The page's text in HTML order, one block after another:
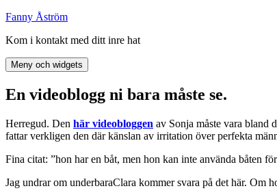
Hoppa
innehåll
Fanny Åström
Kom i kontakt med ditt inre hat
Meny och widgets
En videoblogg ni bara måste se.
Herregud. Den här videobloggen av Sonja måste vara bland
fattar verkligen den där känslan av irritation över perfekta
Fina citat: ”hon har en båt, men hon kan inte använda båten
Jag undrar om underbaraClara kommer svara på det här. Om